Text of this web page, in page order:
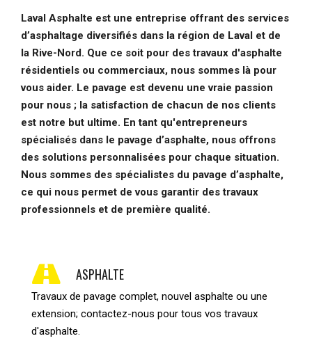
Laval Asphalte est une entreprise offrant des services
d’asphaltage diversifiés dans la région de Laval et de
la Rive-Nord. Que ce soit pour des travaux d'asphalte
résidentiels ou commerciaux, nous sommes là pour
vous aider. Le pavage est devenu une vraie passion
pour nous ; la satisfaction de chacun de nos clients
est notre but ultime. En tant qu'entrepreneurs
spécialisés dans le pavage d’asphalte, nous offrons
des solutions personnalisées pour chaque situation.
Nous sommes des spécialistes du pavage d’asphalte,
ce qui nous permet de vous garantir des travaux
professionnels et de première qualité.
ASPHALTE
Travaux de pavage complet, nouvel asphalte ou une
extension; contactez-nous pour tous vos travaux
d'asphalte.